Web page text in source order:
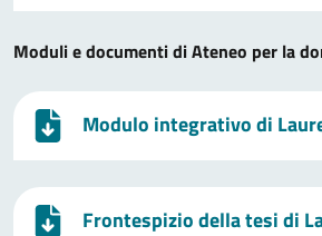
Moduli e documenti di Ateneo per la
Modulo integrativo di
Frontespizio della tesi di